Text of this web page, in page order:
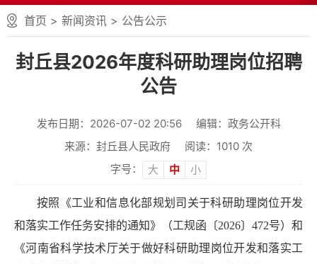
首页 > 新闻资讯 > 公告公示
封丘县2026年度科研助理岗位招聘
公告
发布日期：2026-07-02 20:56
编辑：政务公开科
来源：封丘县人民政府
阅读： 1010 次
字号：
大 中 小
按照《工业和信息化部规划司关于科研助理岗位开发
和落实工作任务安排的通知》（工规函〔2026〕472号）和
《河南省科学技术厅关于做好科研助理岗位开发和落实工